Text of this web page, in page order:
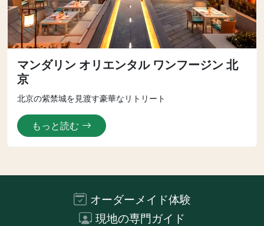
マンダリン オリエンタル ワンフージン 北
京
北京の紫禁城を見渡す豪華なリトリート
もっと読む
オーダーメイド体験
現地の専門ガイド